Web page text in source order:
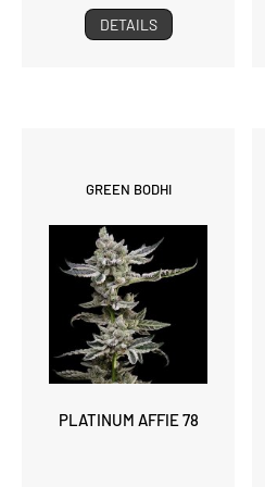
DETAILS
GREEN BODHI
PLATINUM AFFIE 78